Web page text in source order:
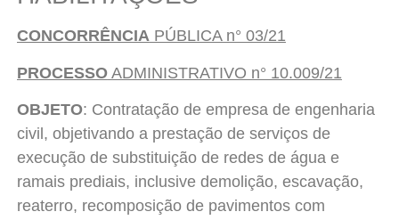
CONCORRÊNCIAPÚBLICA n° 03/21
PROCESSOADMINISTRATIVO n° 10.009/21
OBJETO: Contratação de empresa de engenharia
civil, objetivando a prestação de serviços de
execução de substituição de redes de água e
ramais prediais, inclusive demolição, escavação,
reaterro, recomposição de pavimentos com